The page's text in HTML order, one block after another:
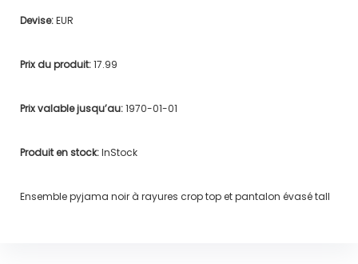
Devise:EUR
Prix du produit:17.99
Prix valable jusqu’au:1970-01-01
Produit en stock:InStock
Ensemble pyjama noir à rayures crop top et pantalon évasé tall